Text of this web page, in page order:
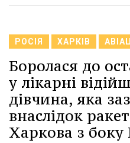
РОСІЯ ХАРКІВ
Боролася до
у лікарні
дівчина, яка
внаслідок
Харкова з боку